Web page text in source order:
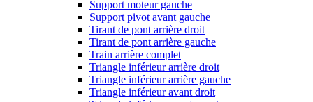
Support moteur gauche
Support pivot avant gauche
Tirant de pont arrière droit
Tirant de pont arrière gauche
Train arrière complet
Triangle inférieur arrière droit
Triangle inférieur arrière gauche
Triangle inférieur avant droit